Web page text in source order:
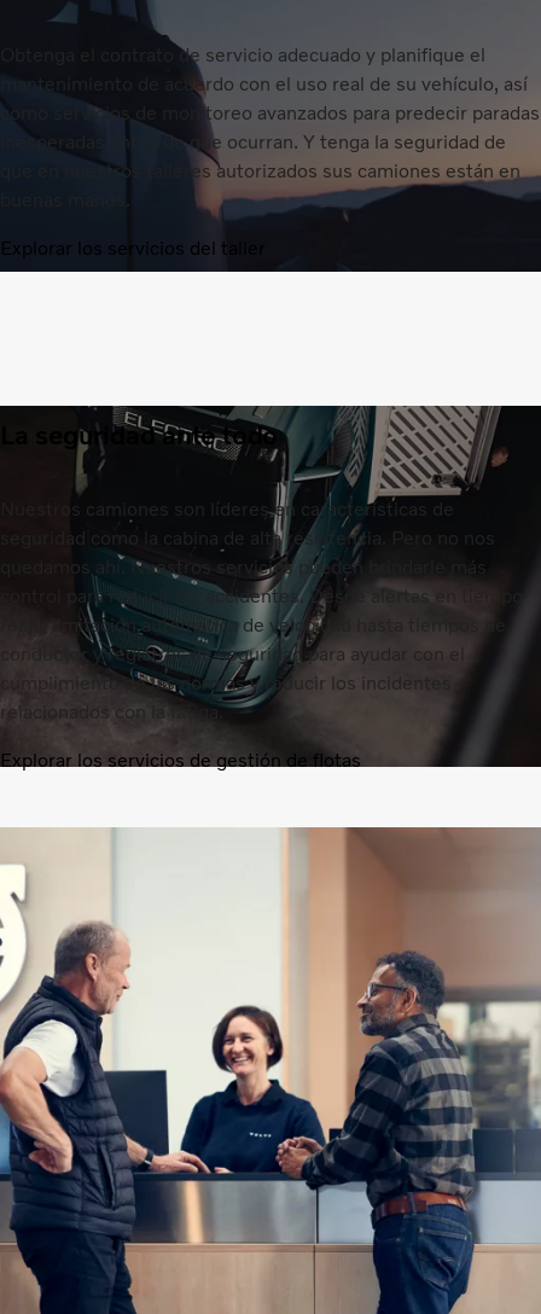
Obtenga el contrato de servicio adecuado y planifique el
mantenimiento de acuerdo con el uso real de su vehículo, así
como servicios de monitoreo avanzados para predecir paradas
inesperadas antes de que ocurran. Y tenga la seguridad de
que en nuestros talleres autorizados sus camiones están en
Explorar los servicios del taller
La seguridad ante todo
Nuestros camiones son líderes en características de
seguridad como la cabina de alta resistencia. Pero no nos
quedamos ahí. Nuestros servicios pueden brindarle más
control para reducir los accidentes. Desde alertas en tiempo
real y limitación automática de velocidad hasta tiempos de
conductor y registros de seguridad para ayudar con el
cumplimiento de las normas y reducir los incidentes
relacionados con la fatiga.
Explorar los servicios de gestión de flotas